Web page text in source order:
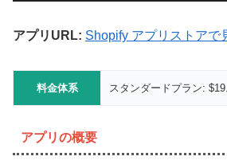
アプリURL: Shopify アプリストアで
料金体系 スタンダードプラン:
アプリの概要